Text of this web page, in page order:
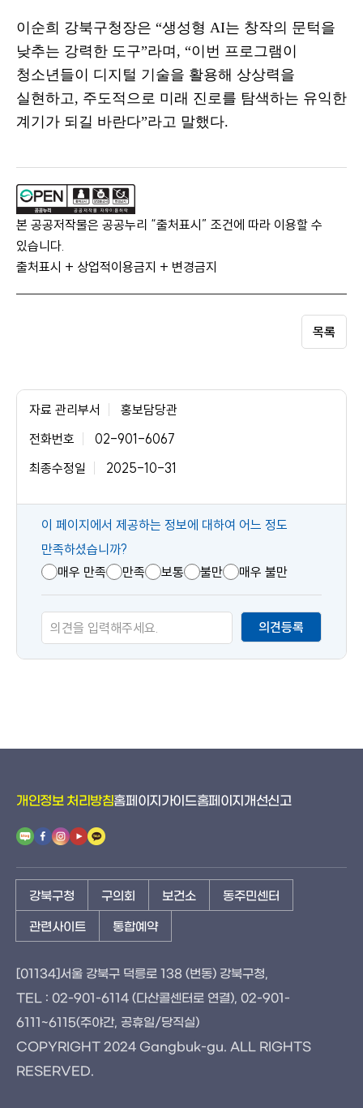
이순희 강북구청장은 “생성형 AI는 창작의 문턱을
낮추는 강력한 도구”라며 , “이번 프로그램이
청소년들이 디지털 기술을 활용해 상상력을
실현하고, 주도적으로 미래 진로를 탐색하는 유익한
계기가 되길 바란다”라고 말했다.
본 공공저작물은 공공누리 “출처표시” 조건에 따라 이용할 수
있습니다.
출처표시 + 상업적이용금지 + 변경금지
목록
자료 관리부서
홍보담당관
전화번호
02-901-6067
최종수정일
2025-10-31
콘
텐
츠
만
족
도
이 페이지에서 제공하는 정보에 대하여 어느 정도
만족하셨습니까?
매우 만족
만족 보통 불만 매우 불만
의견등록
개인정보 처리방침홈페이지가이드홈페이지개선신고
강북구청 구의회 보건소 동주민센터
관련사이트 통합예약
[01134]서울 강북구 덕릉로 138 (번동) 강북구청,
TEL : 02-901-6114 (다산콜센터로 연결), 02-901-
6111~6115(주야간, 공휴일/당직실)
COPYRIGHT 2024 Gangbuk-gu. ALL RIGHTS
RESERVED.